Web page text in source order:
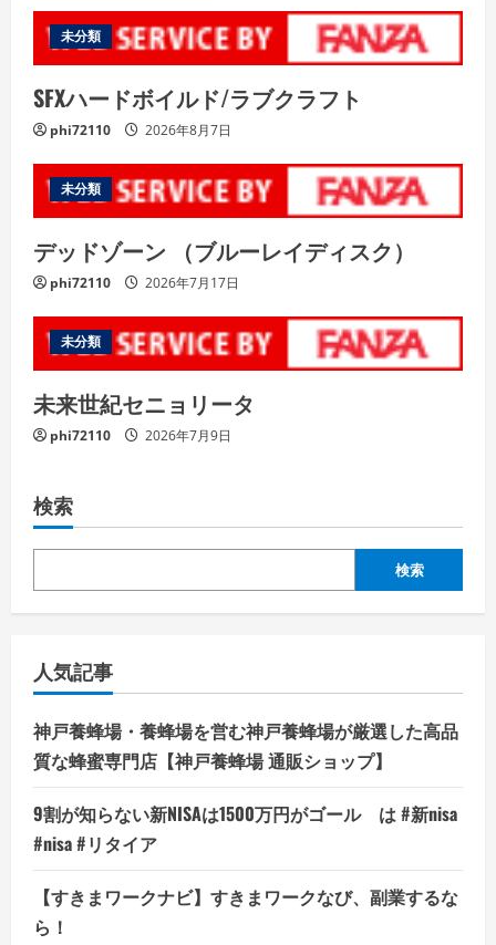
未分類
SFXハードボイルド/ラブクラフト
phi72110 2026年8月7日
未分類
デッドゾーン （ブルーレイディスク）
phi72110 2026年7月17日
未分類
未来世紀セニョリータ
phi72110 2026年7月9日
検索
検索
人気記事
神戸養蜂場・養蜂場を営む神戸養蜂場が厳選した高品
質な蜂蜜専門店【神戸養蜂場 通販ショップ】
9割が知らない新NISAは1500万円がゴール は #新nisa
#nisa #リタイア
【すきまワークナビ】すきまワークなび、副業するな
ら！